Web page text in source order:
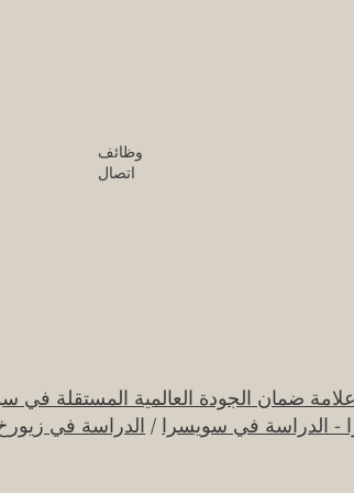
وظائف
اتصال
- الدراسة في سويسرا / الدراسة في